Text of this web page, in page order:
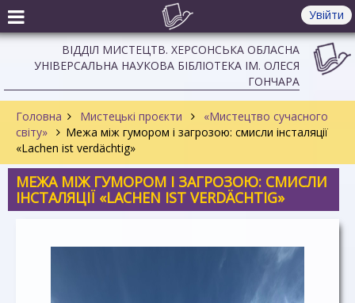
Увійти
ВІДДІЛ МИСТЕЦТВ. ХЕРСОНСЬКА ОБЛАСНА
УНІВЕРСАЛЬНА НАУКОВА БІБЛІОТЕКА ІМ. ОЛЕСЯ
ГОНЧАРА
Головна Мистецькі проєкти
«Мистецтво сучасного
світу»
Межа між гумором і загрозою: смисли інсталяції
«Lachen ist verdächtig»
МЕЖА МІЖ ГУМОРОМ І ЗАГРОЗОЮ: СМИСЛИ
ІНСТАЛЯЦІЇ «LACHEN IST VERDÄCHTIG»